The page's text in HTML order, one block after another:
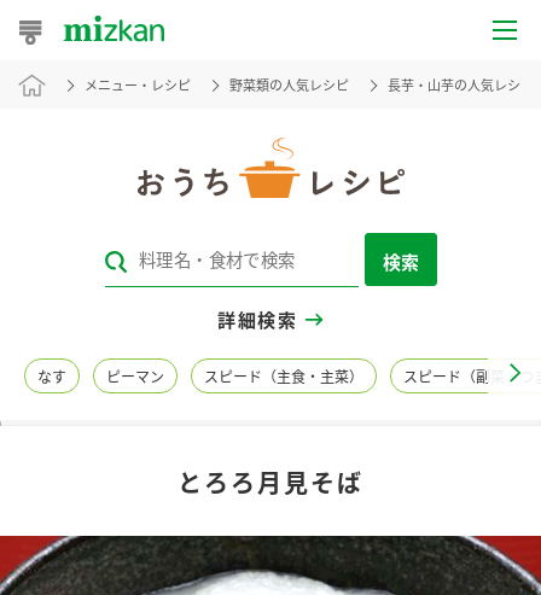
おうちレシピ
レシピカテゴリ一覧
レシピ名特集
商品カテゴリ
メニュー・レシピ 野菜類の人気レシピ 長芋・山芋の人気レシピ
検索
詳細検索
なす ピーマン スピード（主食・主菜） スピード（副菜・つ
とろろ月見そば